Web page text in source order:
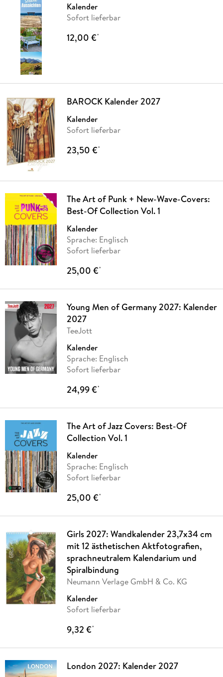
Kalender
Sofort lieferbar
12,00 €*
BAROCK Kalender 2027
Kalender
Sofort lieferbar
23,50 €*
The Art of Punk + New-Wave-Covers:
Best-Of Collection Vol. 1
Kalender
Sprache: Englisch
Sofort lieferbar
25,00 €*
Young Men of Germany 2027: Kalender
2027
TeeJott
Kalender
Sprache: Englisch
Sofort lieferbar
24,99 €*
The Art of Jazz Covers: Best-Of
Collection Vol. 1
Kalender
Sprache: Englisch
Sofort lieferbar
25,00 €*
Girls 2027: Wandkalender 23,7x34 cm
mit 12 ästhetischen Aktfotografien,
sprachneutralem Kalendarium und
Spiralbindung
Neumann Verlage GmbH & Co. KG
Kalender
Sofort lieferbar
9,32 €*
London 2027: Kalender 2027